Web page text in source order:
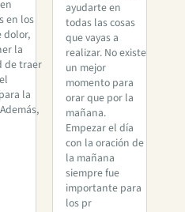
en los
dolor,
la
de traer
la
ayudarte en
todas las cosas
que vayas a
realizar. No existe
un mejor
momento para
orar que por la
mañana.
Empezar el día
con la oración de
la mañana
siempre fue
importante para
los pr